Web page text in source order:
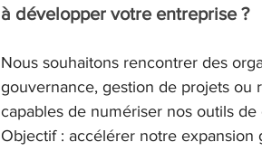
à développer votre entreprise ?
Nous souhaitons rencontrer des
gouvernance, gestion de projets ou
capables de numériser nos outils
Objectif : accélérer notre